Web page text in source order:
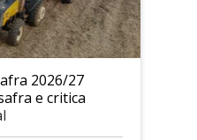
2026/27
e critica